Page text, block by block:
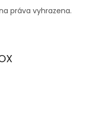
práva vyhrazena.